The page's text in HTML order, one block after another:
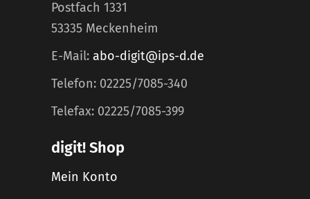
Postfach 1331
53335 Meckenheim
E-Mail: abo-digit@ips-d.de
Telefon: 02225/7085-340
Telefax: 02225/7085-399
digit! Shop
Mein Konto